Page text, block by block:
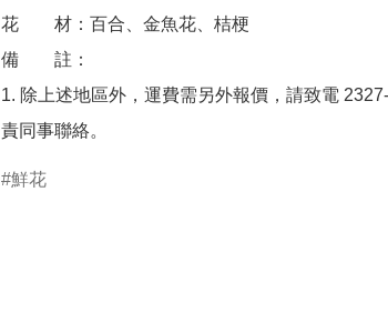
花　　材：百合、金魚花、桔梗
備　　註：
1. 除上述地區外，運費需另外報價，請致電
責同事聯絡。
鮮花